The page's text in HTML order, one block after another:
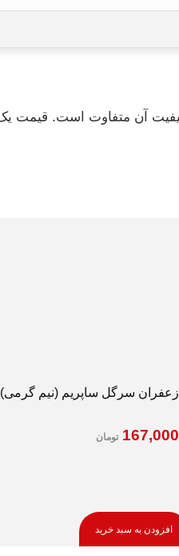
زعفران سرگل ساپریم (نیم گرمی)
167,000 تومان
افزودن به سبد خرید